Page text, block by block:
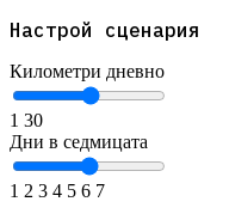
Настрой сценария
Километри дневно
1 30
Дни в седмицата
1 2 3 4 5 6 7